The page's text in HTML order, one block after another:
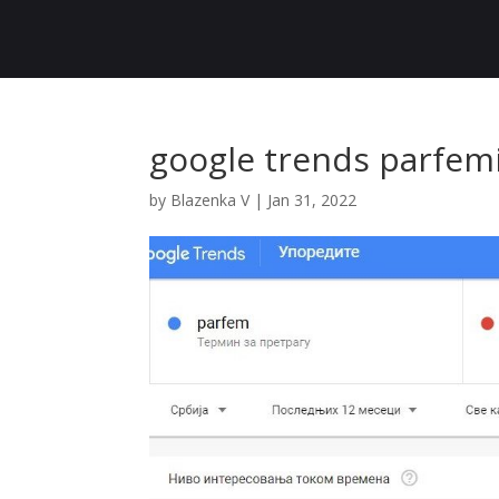
google trends
by Blazenka V| Jan 31, 2022